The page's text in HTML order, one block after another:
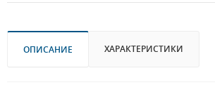
ОПИСАНИЕ ХАРАКТЕРИСТИКИ